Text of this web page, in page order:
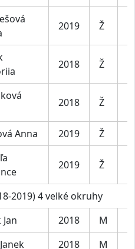
2019 Ž
2018 Ž
2018 Ž
Anna 2019 Ž
2019 Ž
2019) 4 velké okruhy
Jan 2018 M
2018 M